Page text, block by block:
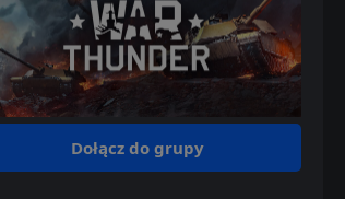
Dołącz do grupy